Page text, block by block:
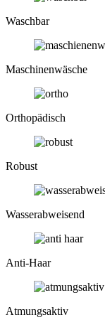
Waschbar
Maschinen­wäsche
Ortho­pädisch
Robust
Wasser­abweisend
Anti-Haar
Atmungs­aktiv